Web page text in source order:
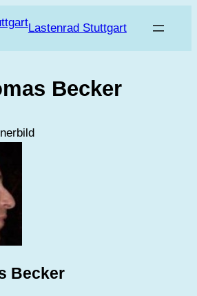
Lastenrad Stuttgart
Becker
Becker